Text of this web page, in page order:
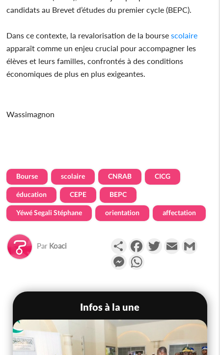
candidats au Brevet d’études du premier cycle (BEPC).
Dans ce contexte, la revalorisation de la bourse scolaire
apparaît comme un enjeu crucial pour accompagner les
élèves et leurs familles, confrontés à des conditions
économiques de plus en plus exigeantes.
Wassimagnon
Bourse scolaire CNRAB CICG
éducation CEPE BEPC
Yéwé Segali Stéphane orientation affectation
Par Koaci PartagerFacebookTwitterEmail
Messenger
Infos à la une